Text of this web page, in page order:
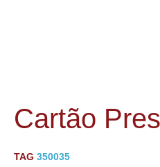
Cartão
TAG 350035